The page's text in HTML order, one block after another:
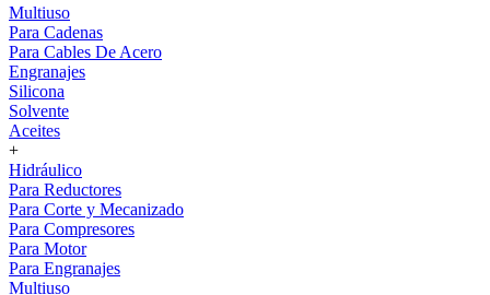
Multiuso
Para Cadenas
Para Cables De Acero
Engranajes
Silicona
Solvente
Aceites
+
Hidráulico
Para Reductores
Para Corte y Mecanizado
Para Compresores
Para Motor
Para Engranajes
Multiuso